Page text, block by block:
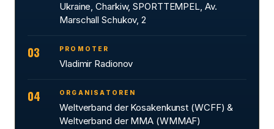
Ukraine, Charkiw, SPORTTEMPEL, Av.
Marschall Schukov, 2
03 PROMOTER
Vladimir Radionov
04 ORGANISATOREN
Weltverband der Kosakenkunst (WCFF) &
Weltverband der MMA (WMMAF)